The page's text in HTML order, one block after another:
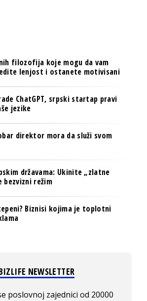
filozofija koje mogu da vam
lenjost i ostanete motivisani
ChatGPT, srpski startap pravi
jezike
direktor mora da služi svom
državama: Ukinite „zlatne
bezvizni režim
Biznisi kojima je toplotni
NEWSLETTER
poslovnoj zajednici od 20000